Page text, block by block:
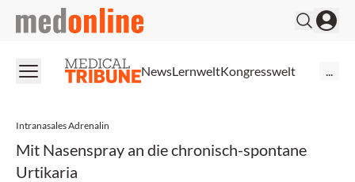
medonline
NewsLernweltKongresswelt
Intranasales Adrenalin
Mit Nasenspray an die chronisch-spontane
Urtikaria